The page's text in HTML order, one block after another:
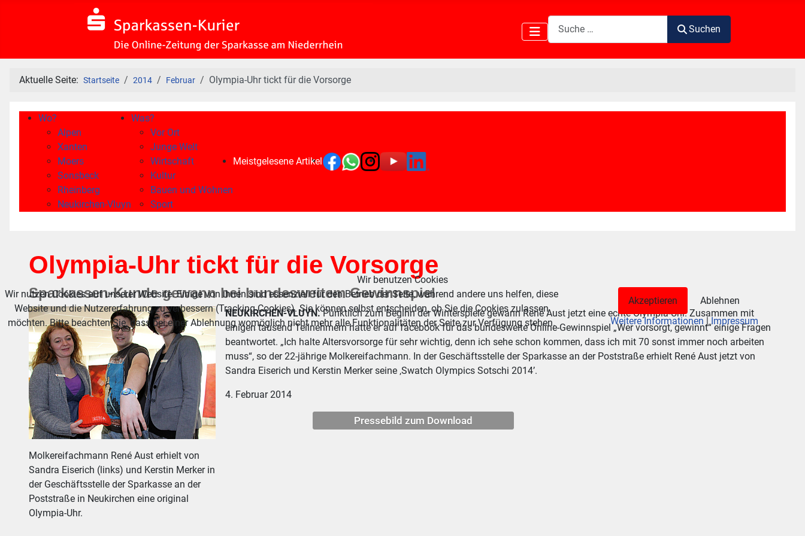
Suchen
Suchen
Aktuelle Seite: Startseite 2014 Februar Olympia-Uhr tickt für die Vorsorge
Wo?
Alpen
Xanten
Moers
Sonsbeck
Rheinberg
Neukirchen-Vluyn
Was?
Vor Ort
Junge Welt
Wirtschaft
Kultur
Bauen und Wohnen
Sport
Meistgelesene Artikel
Olympia-Uhr tickt für die Vorsorge
Sparkassen-Kunde gewann bei bundesweitem Gewinnspiel
Molkereifachmann René Aust erhielt von
Sandra Eiserich (links) und Kerstin Merker in
der Geschäftsstelle der Sparkasse an der
Poststraße in Neukirchen eine original
Olympia-Uhr.
NEUKIRCHEN-VLUYN.Pünktlich zum Beginn der Winterspiele gewann René Aust jetzt eine echte Olympia-Uhr. Zusammen mit
einigen tausend Teilnehmern hatte er auf facebook für das bundesweite Online-Gewinnspiel „Wer vorsorgt, gewinnt“ einige Fragen
beantwortet. „Ich halte Altersvorsorge für sehr wichtig, denn ich sehe schon kommen, dass ich mit 70 sonst immer noch arbeiten
muss“, so der 22-jährige Molkereifachmann. In der Geschäftsstelle der Sparkasse an der Poststraße erhielt René Aust jetzt von
Sandra Eiserich und Kerstin Merker seine ‚Swatch Olympics Sotschi 2014’.
4. Februar 2014
Pressebild zum Download
Wir benutzen Cookies
Wir nutzen Cookies auf unserer Website. Einige von ihnen sind essenziell für den Betrieb der Seite, während andere uns helfen, diese
Website und die Nutzererfahrung zu verbessern (Tracking Cookies). Sie können selbst entscheiden, ob Sie die Cookies zulassen
möchten. Bitte beachten Sie, dass bei einer Ablehnung womöglich nicht mehr alle Funktionalitäten der Seite zur Verfügung stehen.
Akzeptieren
Ablehnen
Weitere Informationen |Impressum